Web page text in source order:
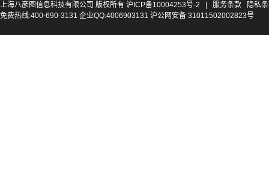
上海八彦图信息科技有限公司 版权所有 沪ICP备10004253号-2 服务条款
隐私
免费热线:400-690-3131 企业QQ:4006903131 沪公网安备 31011502002823号